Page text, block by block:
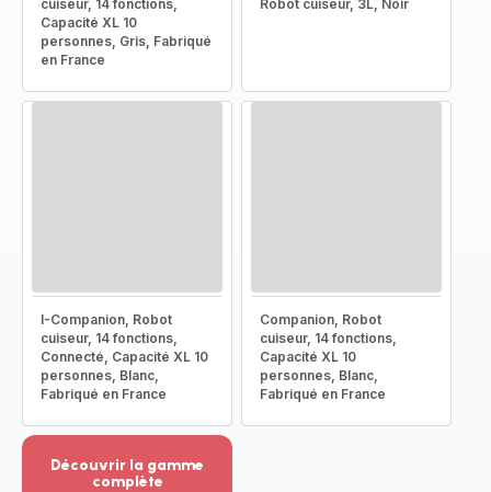
cuiseur, 14 fonctions,
Capacité XL 10
personnes, Gris, Fabriqué
en France
Robot cuiseur, 3L, Noir
I-Companion, Robot
cuiseur, 14 fonctions,
Connecté, Capacité XL 10
personnes, Blanc,
Fabriqué en France
Companion, Robot
cuiseur, 14 fonctions,
Capacité XL 10
personnes, Blanc,
Fabriqué en France
Découvrir la gamme
complète